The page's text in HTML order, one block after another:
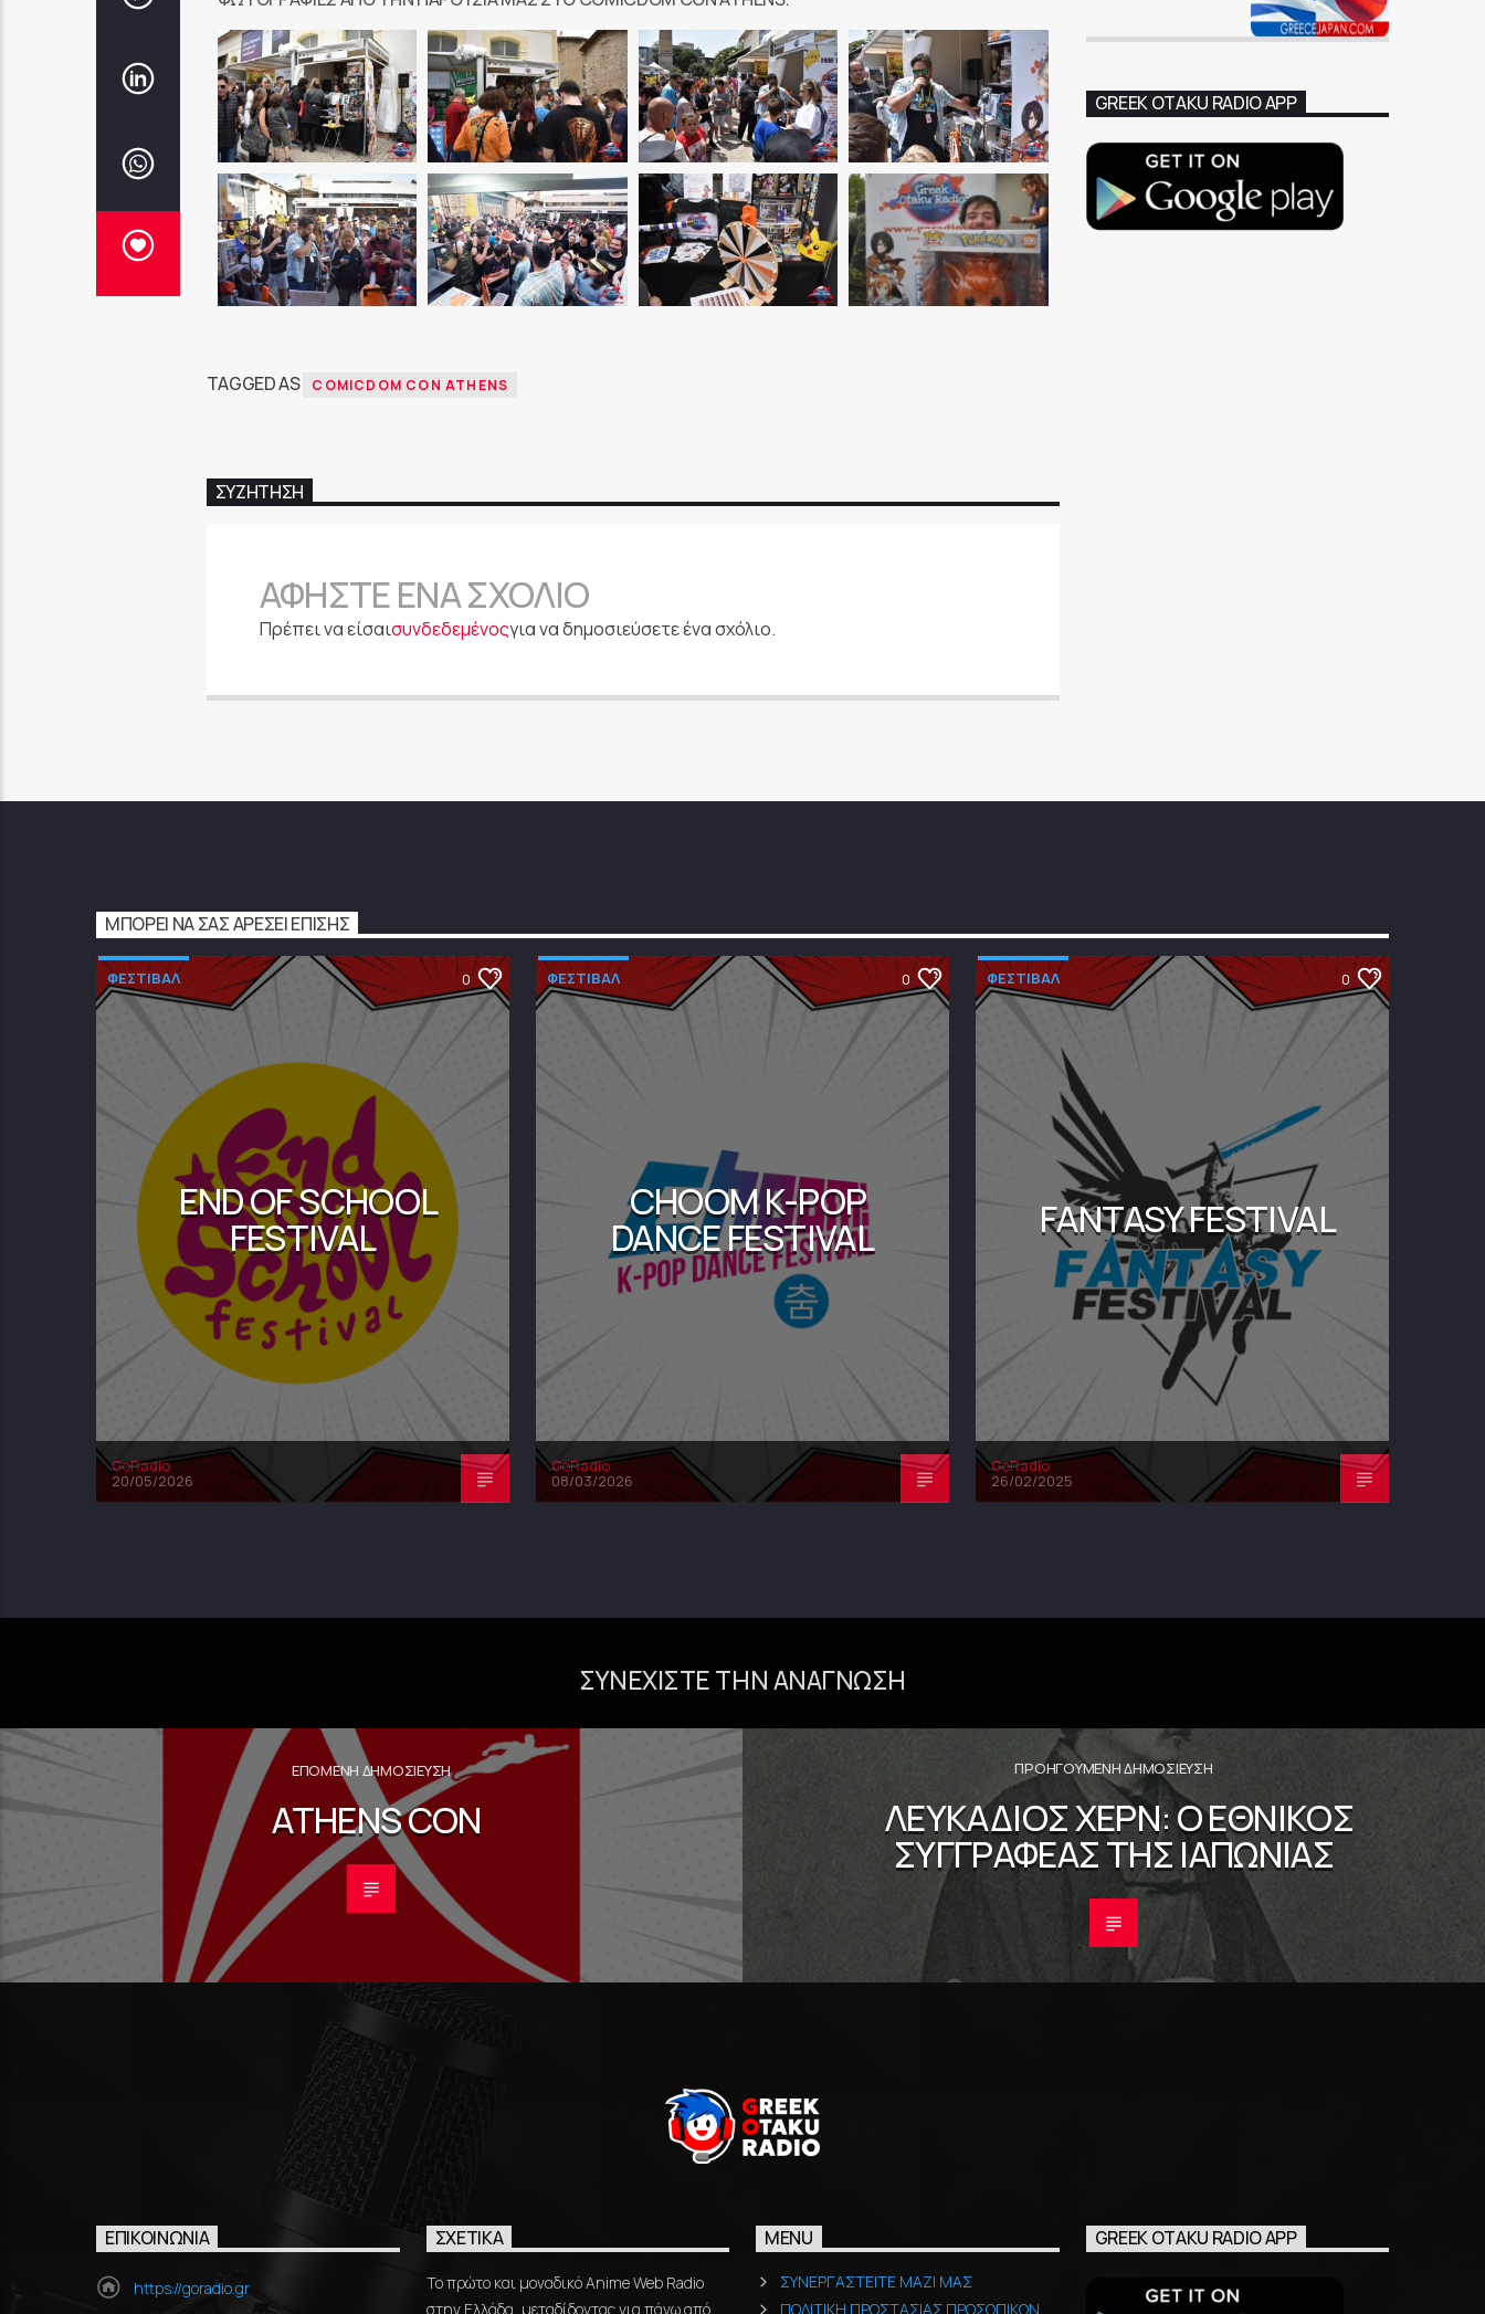
TAGGED AS COMICDOM CON ATHENS
ΣΥΖΉΤΗΣΗ
ΑΦΉΣΤΕ ΈΝΑ ΣΧΌΛΙΟ
Πρέπει να είσαισυνδεδεμένοςγια να δημοσιεύσετε ένα σχόλιο.
GREEK OTAKU RADIO APP
ΜΠΟΡΕΊ ΝΑ ΣΑΣ ΑΡΈΣΕΙ ΕΠΊΣΗΣ
ΦΕΣΤΙΒΑΛ 0
END OF SCHOOL
FESTIVAL
GoRadio
20/05/2026
ΦΕΣΤΙΒΑΛ 0
CHOOM K-POP
DANCE FESTIVAL
GoRadio
08/03/2026
ΦΕΣΤΙΒΑΛ 0
FANTASY FESTIVAL
GoRadio
26/02/2025
ΣΥΝΕΧΊΣΤΕ ΤΗΝ ΑΝΆΓΝΩΣΗ
ΕΠΌΜΕΝΗ ΔΗΜΟΣΊΕΥΣΗ
ATHENS CON
ΠΡΟΗΓΟΎΜΕΝΗ ΔΗΜΟΣΊΕΥΣΗ
ΛΕΥΚΆΔΙΟΣ ΧΕΡΝ: Ο ΕΘΝΙΚΌΣ
ΣΥΓΓΡΑΦΈΑΣ ΤΗΣ ΙΑΠΩΝΊΑΣ
ΕΠΙΚΟΙΝΩΝΊΑ
https://goradio.gr
ΣΧΕΤΙΚΆ
Το πρώτο και μοναδικό Anime Web Radio
στην Ελλάδα, μεταδίδοντας για πάνω από
MENU
ΣΥΝΕΡΓΑΣΤΕΙΤΕ ΜΑΖΙ ΜΑΣ
ΠΟΛΙΤΙΚΗ ΠΡΟΣΤΑΣΙΑΣ ΠΡΟΣΩΠΙΚΩΝ
GREEK OTAKU RADIO APP